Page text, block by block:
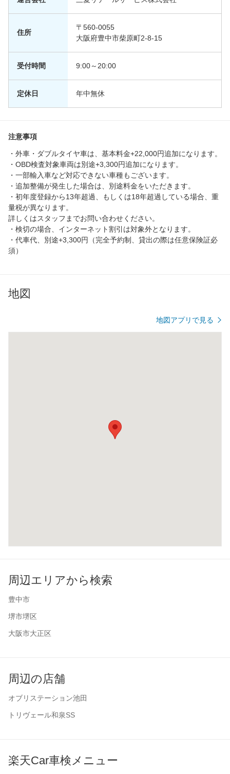
住所
〒560-0055
大阪府豊中市柴原町2-8-15
受付時間 9:00～20:00
定休日 年中無休
注意事項
・外車・ダブルタイヤ車は、基本料金+22,000円追加になります。
・OBD検査対象車両は別途+3,300円追加になります。
・一部輸入車など対応できない車種もございます。
・追加整備が発生した場合は、別途料金をいただきます。
・初年度登録から13年超過、もしくは18年超過している場合、重
量税が異なります。
詳しくはスタッフまでお問い合わせください。
・検切の場合、インターネット割引は対象外となります。
・代車代、別途+3,300円（完全予約制、貸出の際は任意保険証必
須）
地図
地図アプリで見る
周辺エリアから検索
豊中市
堺市堺区
大阪市大正区
周辺の店舗
オブリステーション池田
トリヴェール和泉SS
楽天Car車検メニュー